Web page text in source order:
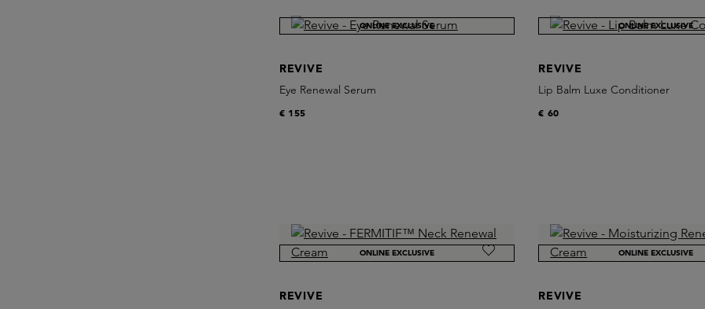
ONLINE EXCLUSIVE
REVIVE
Eye Renewal Serum
€ 155
ONLINE EXCLUSIVE
REVIVE
Lip Balm Luxe Conditioner
€ 60
ONLINE EXCLUSIVE
REVIVE
ONLINE EXCLUSIVE
REVIVE